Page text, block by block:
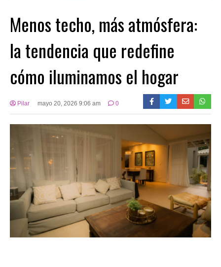
Menos techo, más atmósfera:
la tendencia que redefine
cómo iluminamos el hogar
Pilar mayo 20, 2026 9:06 am 0